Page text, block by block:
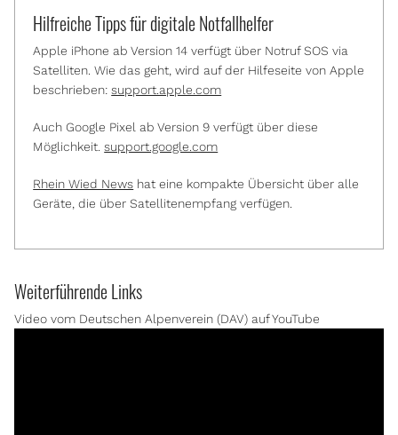
Hilfreiche Tipps für digitale Notfallhelfer
Apple iPhone ab Version 14 verfügt über Notruf SOS via
Satelliten. Wie das geht, wird auf der Hilfeseite von Apple
beschrieben:support.apple.com
Auch Google Pixel ab Version 9 verfügt über diese
Möglichkeit.support.google.com
Rhein Wied News hat eine kompakte Übersicht über alle
Geräte, die über Satellitenempfang verfügen.
Weiterführende Links
Video vom Deutschen Alpenverein (DAV) auf YouTube